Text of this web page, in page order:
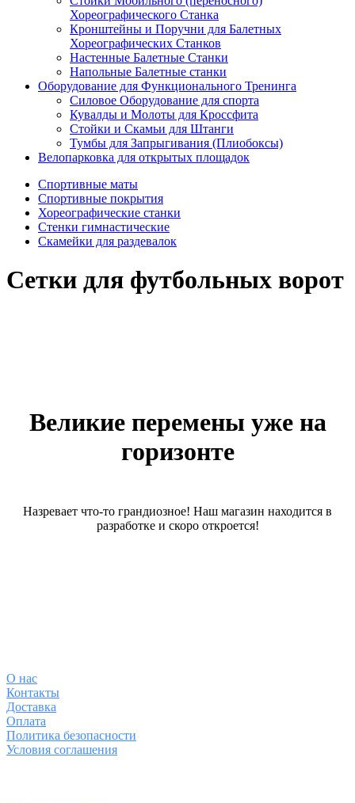
Хореографического Станка
Кронштейны и Поручни для Балетных
Хореографических Станков
Настенные Балетные Станки
Напольные Балетные станки
Оборудование для Функционального Тренинга
Силовое Оборудование для спорта
Кувалды и Молоты для Кроссфита
Стойки и Скамьи для Штанги
Тумбы для Запрыгивания (Плиобоксы)
Велопарковка для открытых площадок
Спортивные маты
Спортивные покрытия
Хореографические станки
Стенки гимнастические
Скамейки для раздевалок
Сетки для футбольных ворот
Великие перемены уже на
горизонте
Назревает что-то грандиозное! Наш магазин находится в
разработке и скоро откроется!
О нас
Контакты
Доставка
Оплата
Политика безопасности
Условия соглашения